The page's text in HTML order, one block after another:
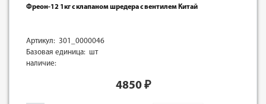
Фреон-12 1кг с клапаном шредера с вентилем Китай
Артикул: 301_0000046
Базовая единица: шт
наличие:
4850₽